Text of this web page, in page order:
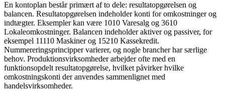
En kontoplan består primært af to dele: resultatopgørelsen og
balancen. Resultatopgørelsen indeholder konti for omkostninger og
indtægter. Eksempler kan være 1010 Varesalg og 3610
Lokaleomkostninger. Balancen indeholder aktiver og passiver, for
eksempel 11110 Maskiner og 15210 Kassekredit.
Nummereringsprincipper varierer, og nogle brancher har særlige
behov. Produktionsvirksomheder arbejder ofte med en
funktionsopdelt resultatopgørelse, hvilket påvirker hvilke
omkostningskonti der anvendes sammenlignet med
handelsvirksomheder.